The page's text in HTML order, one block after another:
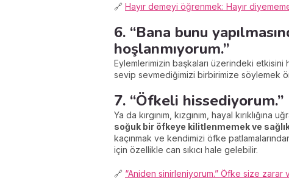
🔗 Hayır demeyi öğrenmek: Hayır
6. “Bana bunu
hoşlanmıyorum.”
Eylemlerimizin başkaları üzerindeki
sevip sevmediğimizi birbirimize söylemek
7. “Öfkeli hissediyorum.”
Ya da kırgınım, kızgınım, hayal kırıklığına
soğuk bir öfkeye kilitlenmemek ve
kaçınmak ve kendimizi öfke
için özellikle can sıkıcı hale gelebilir.
🔗 “Aniden sinirleniyorum.” Öfke size zarar